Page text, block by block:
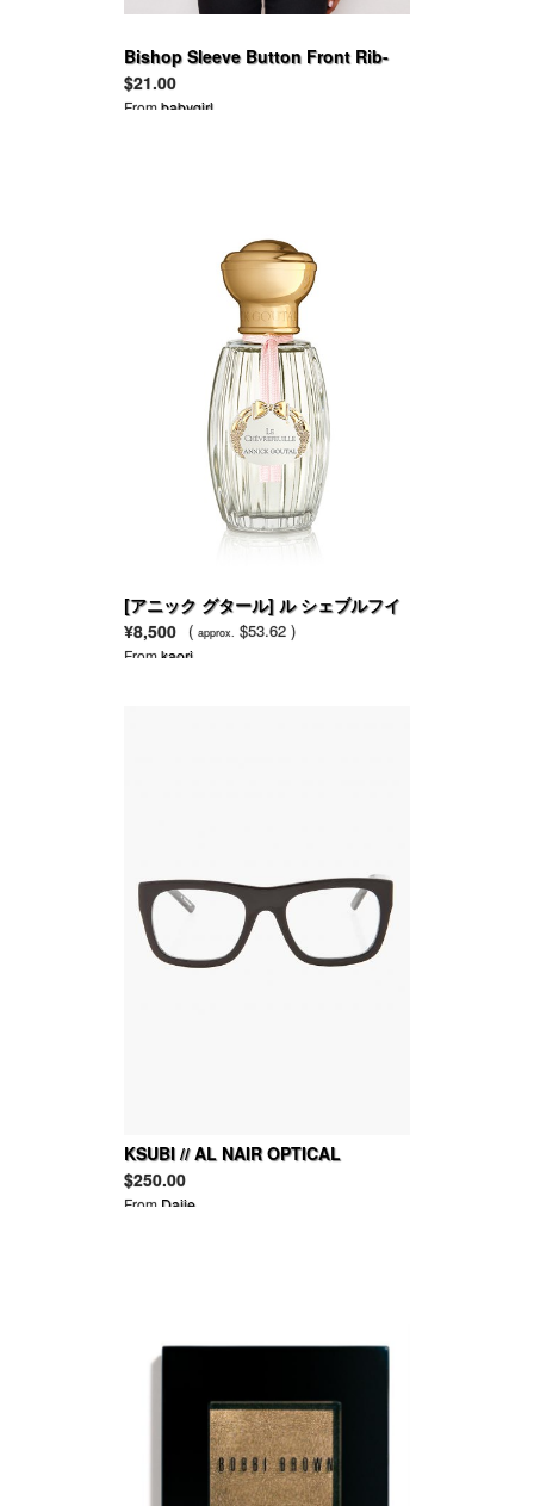
Bishop Sleeve Button Front Rib-
knit Tee
$21.00
Frombabygirl
[アニック グタール] ル シェブルフイ
ユ オードトワレ
¥8,500 ( approx. $53.62 )
Fromkaori
KSUBI // AL NAIR OPTICAL
GLASSES
$250.00
From Daije